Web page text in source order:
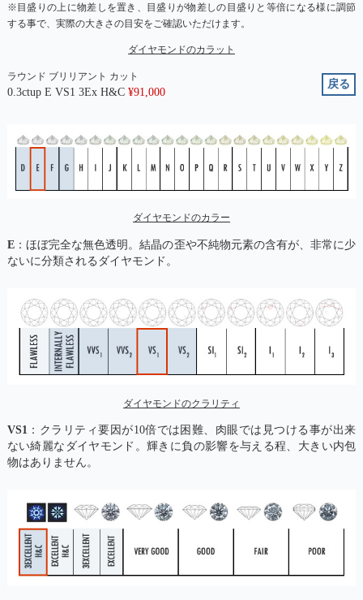
※目盛りの上に物差しを置き、目盛りが物差しの目盛りと等倍になる様に調節
する事で、実際の大きさの目安をご確認いただけます。
ダイヤモンドのカラット
ラウンド ブリリアント カット
0.3ctup E VS1 3Ex H&C ¥91,000
戻る
ダイヤモンドのカラー
E：ほぼ完全な無色透明。結晶の歪や不純物元素の含有が、非常に少
ないに分類されるダイヤモンド。
ダイヤモンドのクラリティ
VS1：クラリティ要因が10倍では困難、肉眼では見つける事が出来
ない綺麗なダイヤモンド。輝きに負の影響を与える程、大きい内包
物はありません。